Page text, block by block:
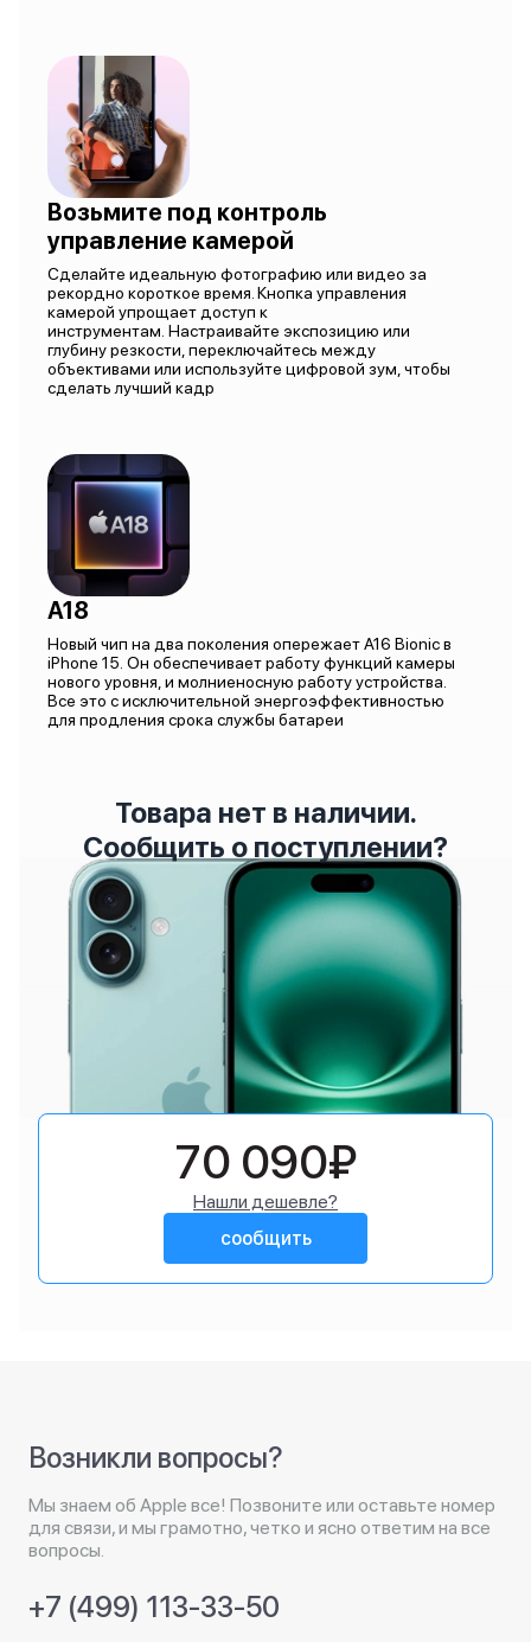
Возьмите под контроль
управление камерой
Сделайте идеальную фотографию или видео за
рекордно короткое время. Кнопка управления
камерой упрощает доступ к
инструментам. Настраивайте экспозицию или
глубину резкости, переключайтесь между
объективами или используйте цифровой зум, чтобы
сделать лучший кадр
A18
Новый чип на два поколения опережает A16 Bionic в
iPhone 15. Он обеспечивает работу функций камеры
нового уровня, и молниеносную работу устройства.
Все это с исключительной энергоэффективностью
для продления срока службы батареи
Товара нет в наличии.
Сообщить о поступлении?
70 090₽
Нашли дешевле?
сообщить
Возникли вопросы?
Мы знаем об Apple все! Позвоните или оставьте номер
для связи, и мы грамотно, четко и ясно ответим на все
вопросы.
+7 (499) 113-33-50